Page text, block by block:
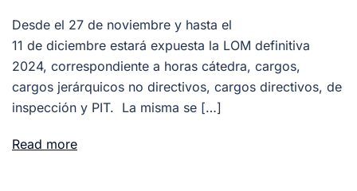
Desde el 27 de noviembre y hasta el
11 de diciembre estará expuesta la LOM definitiva
2024, correspondiente a horas cátedra, cargos,
cargos jerárquicos no directivos, cargos directivos, de
inspección y PIT. La misma se […]
Read more